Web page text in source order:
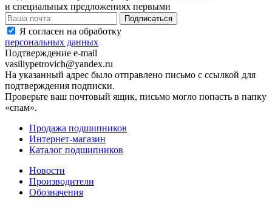
и специальных предложениях первыми
Я согласен на обработку
персональных данных
Подтверждение e-mail
vasiliypetrovich@yandex.ru
На указанный адрес было отправлено письмо с ссылкой для
подтверждения подписки.
Проверьте ваш почтовый ящик, письмо могло попасть в папку
«спам».
Продажа подшипников
Интернет-магазин
Каталог подшипников
Новости
Производители
Обозначения